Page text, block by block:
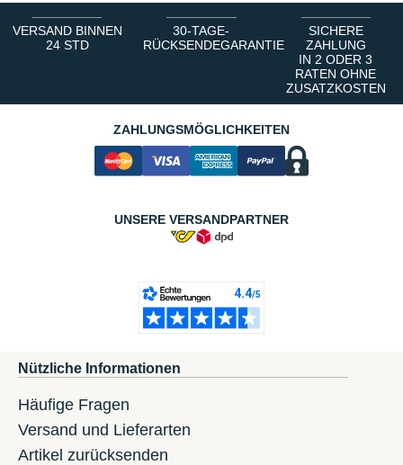
VERSAND BINNEN
24 STD
30-TAGE-
RÜCKSENDEGARANTIE
SICHERE
ZAHLUNG
IN 2 ODER 3
RATEN OHNE
ZUSATZKOSTEN
ZAHLUNGSMÖGLICHKEITEN
UNSERE VERSANDPARTNER
Nützliche Informationen
Häufige Fragen
Versand und Lieferarten
Artikel zurücksenden